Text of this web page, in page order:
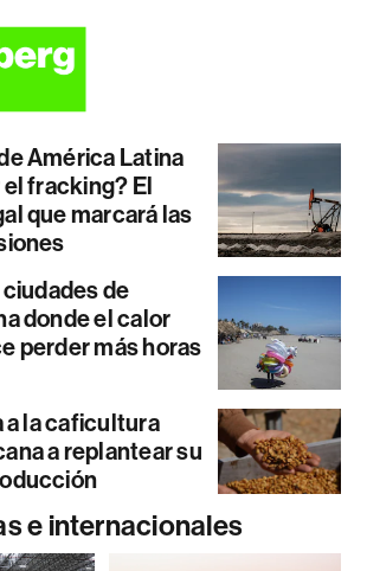
América Latina
fracking? El
que marcará las
de
donde el calor
perder más horas
a la caficultura
a replantear su
e internacionales